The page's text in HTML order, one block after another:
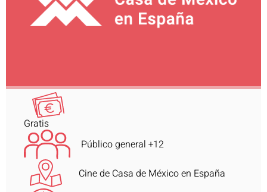
Gratis
Público general +12
Cine de Casa de México en España